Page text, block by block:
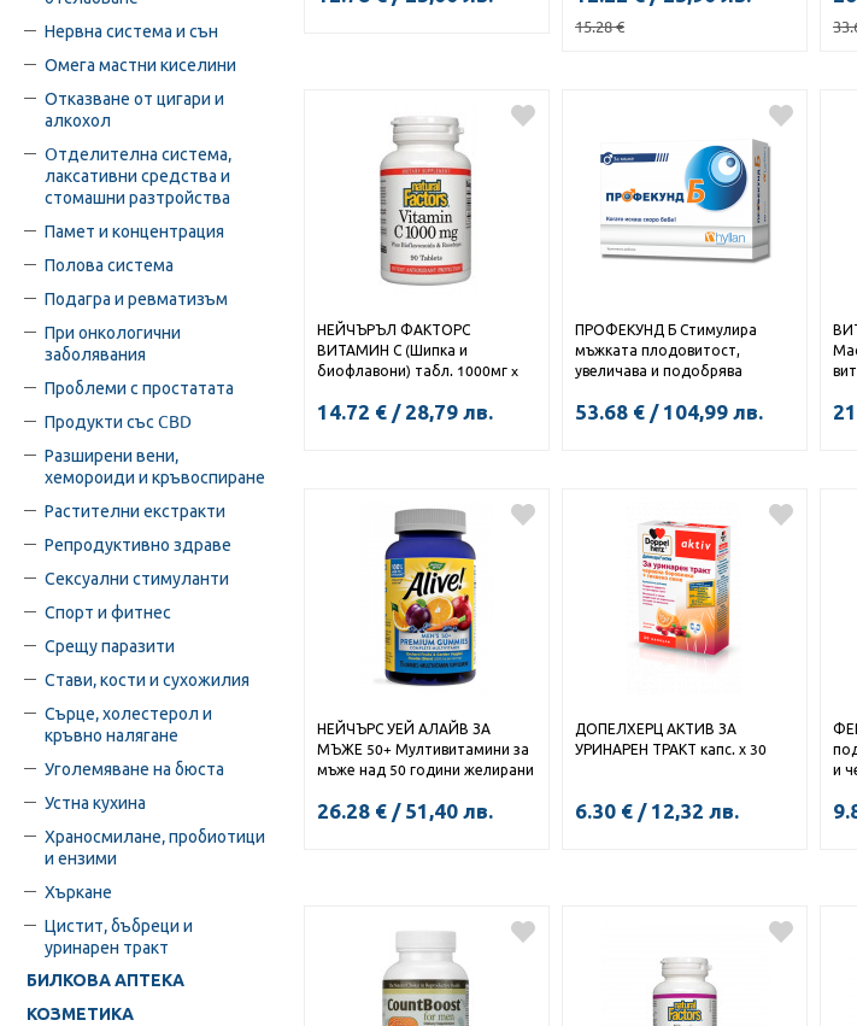
Нервна система и сън
Омега мастни киселини
Отказване от цигари и
алкохол
Oтделителна система,
лаксативни средства и
стомашни разтройства
Памет и концентрация
Полова система
Подагра и ревматизъм
При онкологични
заболявания
Проблеми с простатата
Продукти със CBD
Разширени вени,
хемороиди и кръвоспиране
Растителни екстракти
Репродуктивно здраве
Сексуални стимуланти
Спорт и фитнес
Срещу паразити
Стави, кости и сухожилия
Сърце, холестерол и
кръвно налягане
Уголемяване на бюста
Устна кухина
Храносмилане, пробиотици
и ензими
Хъркане
Цистит, бъбреци и
уринарен тракт
БИЛКОВА АПТЕКА
КОЗМЕТИКА
15.28€
НЕЙЧЪРЪЛ ФАКТОРС
ВИТАМИН С (Шипка и
биофлавони) табл. 1000мг x
14.72 € / 28,79 лв.
ПРОФЕКУНД Б Стимулира
мъжката плодовитост,
увеличава и подобрява
течност при мъжете капс. х 30
53.68 € / 104,99 лв.
НЕЙЧЪРС УЕЙ АЛАЙВ ЗА
МЪЖЕ 50+ Мултивитамини за
мъже над 50 години желирани
26.28 € / 51,40 лв.
ДОПЕЛХЕРЦ АКТИВ ЗА
УРИНАРЕН ТРАКТ капс. х 30
6.30 € / 12,32 лв.
и